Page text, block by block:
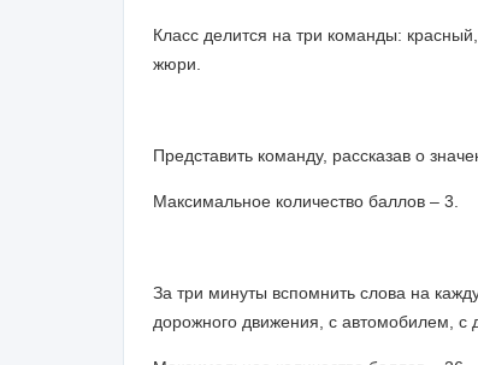
Класс делится на три команды:
жюри.
Представить команду, рассказав о
Максимальное количество баллов – 3.
За три минуты вспомнить слова на
дорожного движения, с автомобилем, с